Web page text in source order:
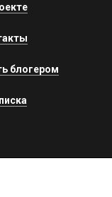
блогером